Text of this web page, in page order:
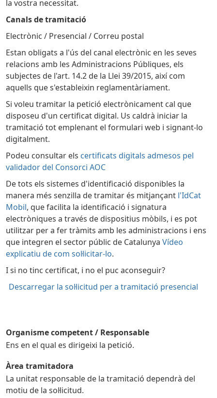
la vostra necessitat.
Canals de tramitació
Electrònic / Presencial / Correu postal
Estan obligats a l'ús del canal electrònic en les seves
relacions amb les Administracions Públiques, els
subjectes de l'art. 14.2 de la Llei 39/2015, així com
aquells que s'estableixin reglamentàriament.
Si voleu tramitar la petició electrònicament cal que
disposeu d'un certificat digital. Us caldrà iniciar la
tramitació tot emplenant el formulari web i signant-lo
digitalment.
Podeu consultar els certificats digitals admesos pel
validador del Consorci AOC
De tots els sistemes d'identificació disponibles la
manera més senzilla de tramitar és mitjançant l'IdCat
Mobil, que facilita la identificació i signatura
electròniques a través de dispositius mòbils, i es pot
utilitzar per a fer tràmits amb les administracions i ens
que integren el sector públic de Catalunya Vídeo
explicatiu de com sol·licitar-lo.
I si no tinc certificat, i no el puc aconseguir?
Descarregar la sol·licitud per a tramitació presencial
Organisme competent / Responsable
Ens en el qual es dirigeixi la petició.
Àrea tramitadora
La unitat responsable de la tramitació dependrà del
motiu de la sol·licitud.